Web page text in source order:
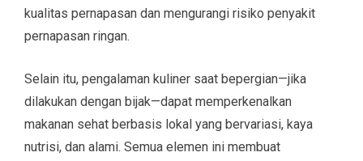
kualitas pernapasan dan mengurangi risiko penyakit
pernapasan ringan.
Selain itu, pengalaman kuliner saat bepergian—jika
dilakukan dengan bijak—dapat memperkenalkan
makanan sehat berbasis lokal yang bervariasi, kaya
nutrisi, dan alami. Semua elemen ini membuat